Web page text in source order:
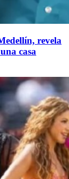
revela
casa